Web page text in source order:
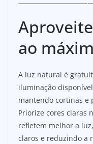
ao
A luz natural é
iluminação
mantendo cortinas e
Priorize cores claras
refletem melhor a
claros e reduzindo a